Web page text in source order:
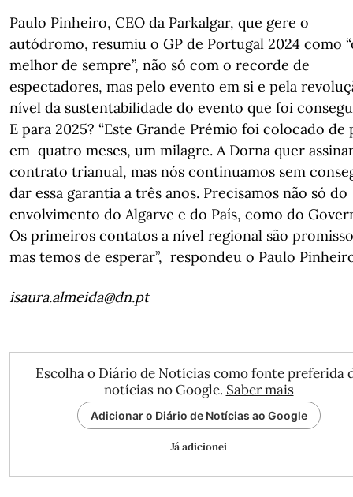
Paulo Pinheiro, CEO da Parkalgar, que gere o
autódromo, resumiu o GP de Portugal 2024 como
melhor de sempre”, não só com o recorde de
espectadores, mas pelo evento em si e pela
nível da sustentabilidade do evento que foi
E para 2025? “Este Grande Prémio foi colocado de
em quatro meses, um milagre. A Dorna quer
contrato trianual, mas nós continuamos sem
dar essa garantia a três anos. Precisamos não só do
envolvimento do Algarve e do País, como do
Os primeiros contatos a nível regional são
mas temos de esperar”, respondeu o Paulo
isaura.almeida@dn.pt
Escolha o Diário de Notícias como fonte preferida
notícias no Google. Saber mais
Adicionar o Diário de Notícias ao Google
Já adicionei